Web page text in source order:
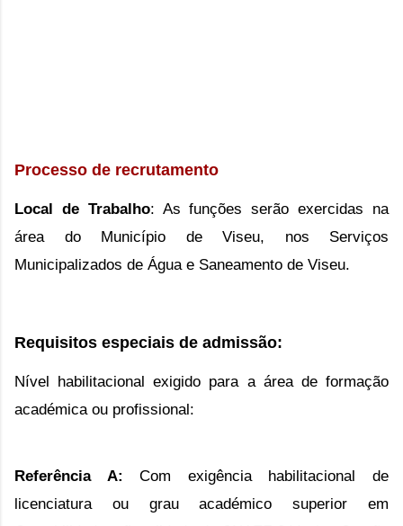
Processo de recrutamento
Local de Trabalho: As funções serão exercidas na
área do Município de Viseu, nos Serviços
Municipalizados de Água e Saneamento de Viseu.
Requisitos especiais de admissão:
Nível habilitacional exigido para a área de formação
académica ou profissional:
Referência A: Com exigência habilitacional de
licenciatura ou grau académico superior em